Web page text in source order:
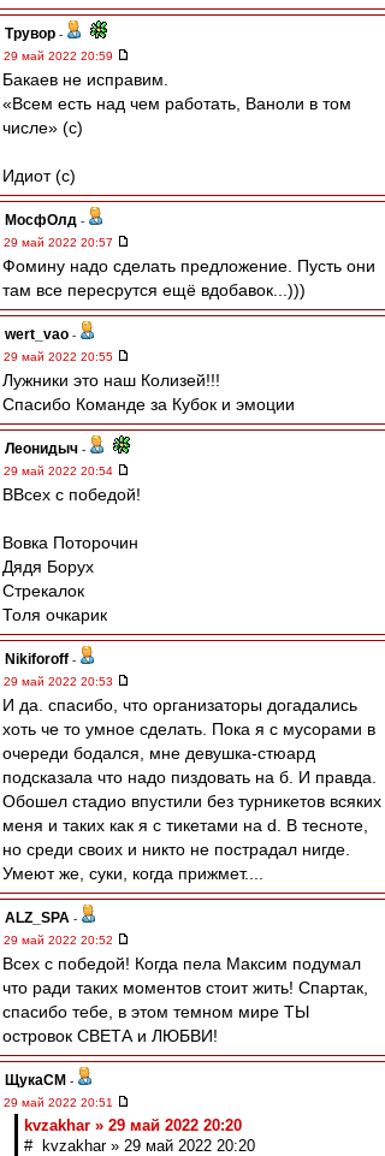
Трувор -
29 май 2022 20:59
Бакаев не исправим.
«Всем есть над чем работать, Ваноли в том
числе» (с)
Идиот (с)
МосфОлд -
29 май 2022 20:57
Фомину надо сделать предложение. Пусть они
там все пересрутся ещё вдобавок...)))
wert_vao -
29 май 2022 20:55
Лужники это наш Колизей!!!
Спасибо Команде за Кубок и эмоции
Леонидыч -
29 май 2022 20:54
ВВсех с победой!
Вовка Поторочин
Дядя Борух
Стрекалок
Толя очкарик
Nikiforoff -
29 май 2022 20:53
И да. спасибо, что организаторы догадались
хоть че то умное сделать. Пока я с мусорами в
очереди бодался, мне девушка-стюард
подсказала что надо пиздовать на б. И правда.
Обошел стадио впустили без турникетов всяких
меня и таких как я с тикетами на d. В тесноте,
но среди своих и никто не пострадал нигде.
Умеют же, суки, когда прижмет....
ALZ_SPA -
29 май 2022 20:52
Всех с победой! Когда пела Максим подумал
что ради таких моментов стоит жить! Спартак,
спасибо тебе, в этом темном мире ТЫ
островок СВЕТА и ЛЮБВИ!
ЩукаСМ -
29 май 2022 20:51
kvzakhar » 29 май 2022 20:20
# kvzakhar » 29 май 2022 20:20